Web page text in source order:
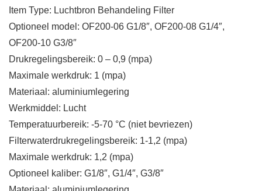
Item Type: Luchtbron Behandeling Filter
Optioneel model: OF200-06 G1/8″, OF200-08 G1/4″,
OF200-10 G3/8″
Drukregelingsbereik: 0 – 0,9 (mpa)
Maximale werkdruk: 1 (mpa)
Materiaal: aluminiumlegering
Werkmiddel: Lucht
Temperatuurbereik: -5-70 °C (niet bevriezen)
Filterwaterdrukregelingsbereik: 1-1,2 (mpa)
Maximale werkdruk: 1,2 (mpa)
Optioneel kaliber: G1/8″, G1/4″, G3/8″